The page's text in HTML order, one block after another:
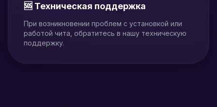
🆘 Техническая поддержка
При возникновении проблем с установкой или
работой чита, обратитесь в нашу техническую
поддержку.